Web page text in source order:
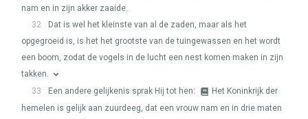
nam en in zijn akker zaaide.
32
Dat is wel het kleinste van al de zaden, maar als het
opgegroeid is, is het het grootste van de tuingewassen en het wordt
een boom, zodat de vogels in de lucht een nest komen maken in zijn
takken.
33
Een andere gelijkenis sprak Hij tot hen:
Het Koninkrijk der
hemelen is gelijk aan zuurdeeg, dat een vrouw nam en in drie maten